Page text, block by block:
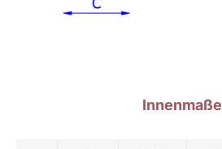
Innenmaße